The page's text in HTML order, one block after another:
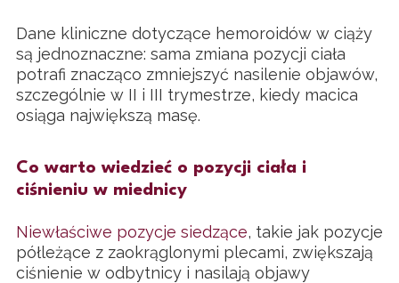
Dane kliniczne dotyczące hemoroidów w ciąży
są jednoznaczne: sama zmiana pozycji ciała
potrafi znacząco zmniejszyć nasilenie objawów,
szczególnie w II i III trymestrze, kiedy macica
osiąga największą masę.
Co warto wiedzieć o pozycji ciała i
ciśnieniu w miednicy
Niewłaściwe pozycje siedzące, takie jak pozycje
półleżące z zaokrąglonymi plecami, zwiększają
ciśnienie w odbytnicy i nasilają objawy